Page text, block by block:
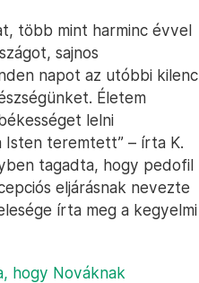
több mint harminc évvel
sajnos
napot az utóbbi kilenc
Életem
lelni
Isten teremtett” – írta K.
tagadta, hogy pedofil
eljárásnak nevezte
írta meg a kegyelmi
hogy Nováknak